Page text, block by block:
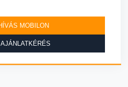
MOBILON